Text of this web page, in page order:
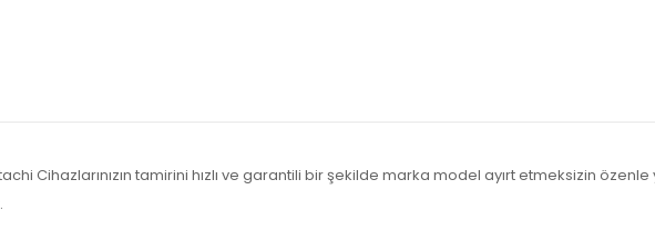
Cihazlarınızın tamirini hızlı ve garantili bir şekilde marka model ayırt etmeksizin